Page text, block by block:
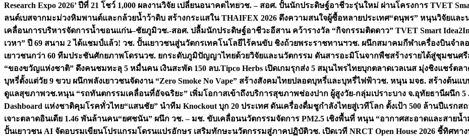
Research Expo 2026’ ปีที่ 21 โชว์ 1,000 ผลงานวิจัย เปลี่ยนอนาคตไทยวช. – สอศ. ปั้นนักประดิษฐ์อาชีวะรุ่นใหม่ ผ่านโครงการ TVET
ลนต์เบสจากมะม่วงหิมพานต์และกล้วยน้ำว้าดิบ สร้างกระแสใน THAIFEX 2026 ดึงความสนใจผู้ซื้อหลายประเทศ“ดนุพร” หนุนวิจัยและ
เคลื่อนการบริหารจัดการน้ำขอนแก่น–ชัยภูมิวช.-สอศ. ปลื้มนักประดิษฐ์อาชีวะอีสาน คว้ารางวัล “กิจกรรมติดดาว” TVET Smart
เวหา” ปี 69 สนาม 2 ได้แชมป์แล้ว! วช. ปั้นเยาวชนสู่นวัตกรเทคโนโลยีไร้คนขับ ชิงถ้วยพระราชทานฯวช. ผนึกสมาคมกีฬาเครื่องบินจำลอ
เยาวชนกว่า 60 ทีมประชันศักยภาพโดรนวช. ยกระดับภูมิปัญญาไทยด้วยวิจัยและนวัตกรรม ดันสารอะมิโนจากพืชสร้างรายได้สู่ชุมชนศรี
“ของขวัญแห่งชาติ” ดึงคนชมทะลุ 5 หมื่นคน เงินสะพัด 150 ลบ.Tipco Herbs เปิดเกมรุกส่ง 5 สมุนไพรไทยบุกตลาดเวลเนส มุ่งชิงแชร์ตล
บุหรี่ตั้งแต่วัย 9 ขวบ ผนึกพลังเยาวชนจัดงาน “Zero Smoke No Vape” สร้างสังคมไทยปลอดบุหรี่และบุหรี่ไฟฟ้าวช. หนุน มจธ. สร้างต้นแบ
ดูแลสุขภาพวช.หนุน “รถทันตกรรมเคลื่อนที่อัจฉริยะ” เพิ่มโอกาสเข้าถึงบริการสุขภาพช่องปาก ผู้สูงวัย-กลุ่มเปราะบาง จ.อุทัยธานีผนึก 5
Dashboard แห่งชาติคุมโรคทั่วไทย“แสนชัย” นำทีม Knockout บุก 20 ประเทศ ดันเครื่องดื่มชูกำลังไทยสู่เวทีโลก ตั้งเป้า 500 ล้านปีแรกส
เจาะตลาดอินเดีย 1.46 พันล้านคน“ยศชนัน” ผนึก วช. – มช. ขับเคลื่อนนวัตกรรมจัดการ PM2.5 เชิงพื้นที่ หนุน “อากาศสะอาดและสาย
ปั้นเยาวชน AI จัดอบรมเขียนโปรแกรมโดรนแปรอักษร เสริมทักษะนวัตกรรมสู่ภาคปฏิบัติวช. เปิดเวที NRCT Open House 2026 ชี้ทิศ